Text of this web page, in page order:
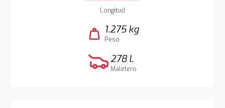
Longitud
weight 1.275 kg
Peso
278 l.
Maletero